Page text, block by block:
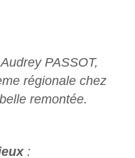
PASSOT,
régionale chez
remontée.
: